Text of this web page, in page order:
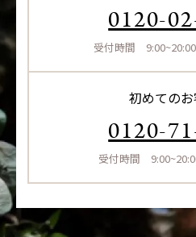
0120-
受付時間 9:00~20:00
初めての
0120-
受付時間 9:00~20:00